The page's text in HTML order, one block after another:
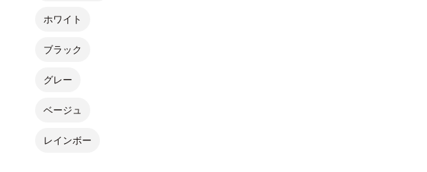
ホワイト
ブラック
グレー
ベージュ
レインボー